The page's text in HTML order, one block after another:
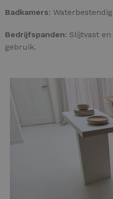
Badkamers:
Bedrijfspanden: Slijtvast
gebruik.